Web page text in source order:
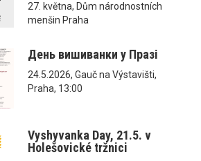
27. května, Dům národnostních
menšin Praha
День вишиванки у Празі
24.5.2026, Gauč na Výstavišti,
Praha, 13:00
Vyshyvanka Day, 21.5. v
Holešovické tržnici